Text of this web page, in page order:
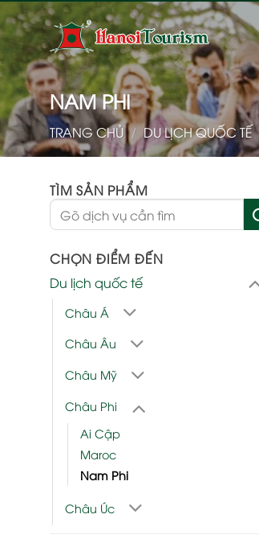
qua
dung
NAM PHI
TRANG CHỦ / DU LỊCH QUỐC TẾ
TÌM SẢN PHẨM
Tìm
kiếm:
CHỌN ĐIỂM ĐẾN
Du lịch quốc tế
Châu Á
Châu Âu
Châu Mỹ
Châu Phi
Ai Cập
Maroc
Nam Phi
Châu Úc